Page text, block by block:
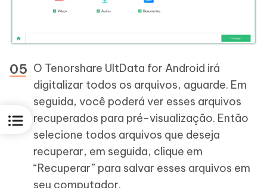
O Tenorshare UltData for Android irá
digitalizar todos os arquivos, aguarde. Em
seguida, você poderá ver esses arquivos
recuperados para pré-visualização. Então
selecione todos arquivos que deseja
recuperar, em seguida, clique em
“Recuperar” para salvar esses arquivos em
seu computador.